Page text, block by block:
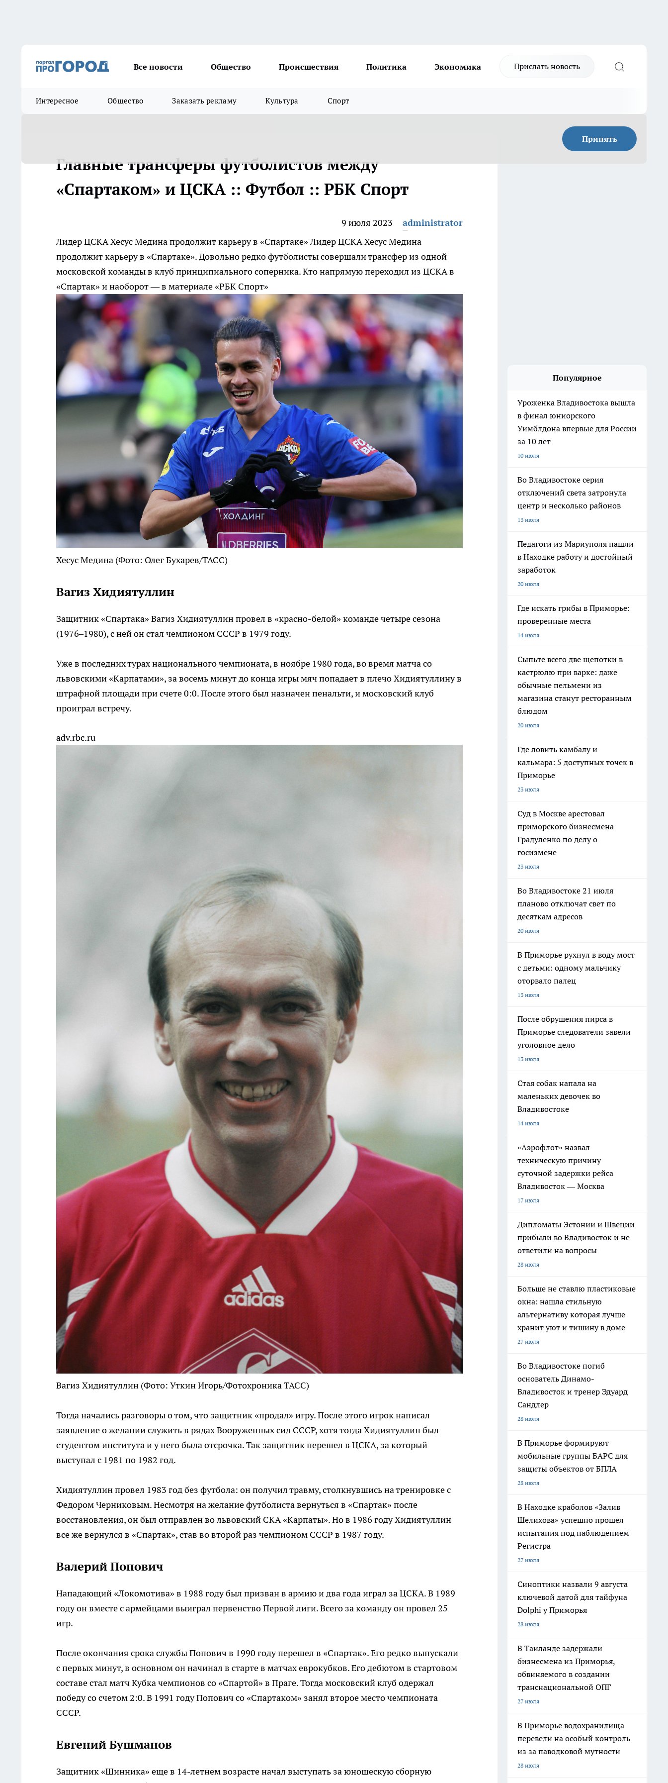
Все новости Общество Происшествия Политика Экономика Прислать новость
Интересное Общество Заказать рекламу Культура Спорт
Принять
Главные трансферы футболистов между
«Спартаком» и ЦСКА :: Футбол :: РБК Спорт
9 июля 2023
administrator
Лидер ЦСКА Хесус Медина продолжит карьеру в «Спартаке»Лидер ЦСКА Хесус Медина
продолжит карьеру в «Спартаке». Довольно редко футболисты совершали трансфер из одной
московской команды в клуб принципиального соперника. Кто напрямую переходил из ЦСКА в
«Спартак» и наоборот — в материале «РБК Спорт»
Хесус Медина (Фото: Олег Бухарев/ТАСС)
Вагиз Хидиятуллин
Защитник «Спартака» Вагиз Хидиятуллин провел в «красно-белой» команде четыре сезона
(1976–1980), с ней он стал чемпионом СССР в 1979 году.
Уже в последних турах национального чемпионата, в ноябре 1980 года, во время матча со
львовскими «Карпатами», за восемь минут до конца игры мяч попадает в плечо Хидиятуллину в
штрафной площади при счете 0:0. После этого был назначен пенальти, и московский клуб
проиграл встречу.
adv.rbc.ru
Вагиз Хидиятуллин (Фото: Уткин Игорь/Фотохроника ТАСС)
Тогда начались разговоры о том, что защитник «продал» игру. После этого игрок написал
заявление о желании служить в рядах Вооруженных сил СССР, хотя тогда Хидиятуллин был
студентом института и у него была отсрочка. Так защитник перешел в ЦСКА, за который
выступал с 1981 по 1982 год.
Хидиятуллин провел 1983 год без футбола: он получил травму, столкнувшись на тренировке с
Федором Черниковым. Несмотря на желание футболиста вернуться в «Спартак» после
восстановления, он был отправлен во львовский СКА «Карпаты». Но в 1986 году Хидиятуллин
все же вернулся в «Спартак», став во второй раз чемпионом СССР в 1987 году.
Валерий Попович
Нападающий «Локомотива» в 1988 году был призван в армию и два года играл за ЦСКА. В 1989
году он вместе с армейцами выиграл первенство Первой лиги. Всего за команду он провел 25
игр.
После окончания срока службы Попович в 1990 году перешел в «Спартак». Его редко выпускали
с первых минут, в основном он начинал в старте в матчах еврокубков. Его дебютом в стартовом
составе стал матч Кубка чемпионов со «Спартой» в Праге. Тогда московский клуб одержал
победу со счетом 2:0. В 1991 году Попович со «Спартаком» занял второе место чемпионата
СССР.
Евгений Бушманов
Защитник «Шинника» еще в 14-летнем возрасте начал выступать за юношескую сборную
Популярное
Уроженка Владивостока вышла
в финал юниорского
Уимблдона впервые для России
за 10 лет
10 июля
Во Владивостоке серия
отключений света затронула
центр и несколько районов
13 июля
Педагоги из Мариуполя нашли
в Находке работу и достойный
заработок
20 июля
Где искать грибы в Приморье:
проверенные места
14 июля
Сыпьте всего две щепотки в
кастрюлю при варке: даже
обычные пельмени из
магазина станут ресторанным
блюдом
20 июля
Где ловить камбалу и
кальмара: 5 доступных точек в
Приморье
23 июля
Суд в Москве арестовал
приморского бизнесмена
Градуленко по делу о
госизмене
23 июля
Во Владивостоке 21 июля
планово отключат свет по
десяткам адресов
20 июля
В Приморье рухнул в воду мост
с детьми: одному мальчику
оторвало палец
13 июля
После обрушения пирса в
Приморье следователи завели
уголовное дело
13 июля
Стая собак напала на
маленьких девочек во
Владивостоке
14 июля
«Аэрофлот» назвал
техническую причину
суточной задержки рейса
Владивосток — Москва
17 июля
Дипломаты Эстонии и Швеции
прибыли во Владивосток и не
ответили на вопросы
28 июля
Больше не ставлю пластиковые
окна: нашла стильную
альтернативу которая лучше
хранит уют и тишину в доме
27 июля
Во Владивостоке погиб
основатель Динамо-
Владивосток и тренер Эдуард
Сандлер
28 июля
В Приморье формируют
мобильные группы БАРС для
защиты объектов от БПЛА
28 июля
В Находке краболов «Залив
Шелихова» успешно прошел
испытания под наблюдением
Регистра
27 июля
Синоптики назвали 9 августа
ключевой датой для тайфуна
Dolphi у Приморья
28 июля
В Таиланде задержали
бизнесмена из Приморья,
обвиняемого в создании
транснациональной ОПГ
27 июля
В Приморье водохранилища
перевели на особый контроль
из за паводковой мутности
28 июля